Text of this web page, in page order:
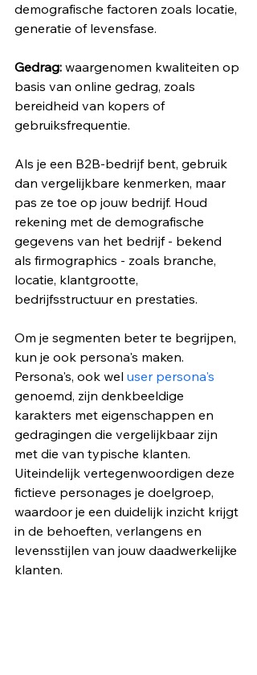
demografische factoren zoals locatie,
generatie of levensfase.
Gedrag: waargenomen kwaliteiten op
basis van online gedrag, zoals
bereidheid van kopers of
gebruiksfrequentie.
Als je een B2B-bedrijf bent, gebruik
dan vergelijkbare kenmerken, maar
pas ze toe op jouw bedrijf. Houd
rekening met de demografische
gegevens van het bedrijf - bekend
als firmographics - zoals branche,
locatie, klantgrootte,
bedrijfsstructuur en prestaties.
Om je segmenten beter te begrijpen,
kun je ook persona's maken.
Persona's, ook wel user persona's
genoemd, zijn denkbeeldige
karakters met eigenschappen en
gedragingen die vergelijkbaar zijn
met die van typische klanten.
Uiteindelijk vertegenwoordigen deze
fictieve personages je doelgroep,
waardoor je een duidelijk inzicht krijgt
in de behoeften, verlangens en
levensstijlen van jouw daadwerkelijke
klanten.